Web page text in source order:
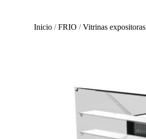
Inicio /FRIO /Vitrinas expositoras